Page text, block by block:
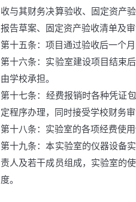
收与其财务决算验收、固定资产
报告草案、固定资产验收清单及
第十五条：项目通过验收后一个
第十六条：实验室建设项目结束
由学校承担。
第十七条：经费报销时各种凭证
定程序办理，同时接受学校财务审
第十八条：实验室的各项经费使
第十九条：本实验室的仪器设备
责人及若干成员组成，实验室的
度。